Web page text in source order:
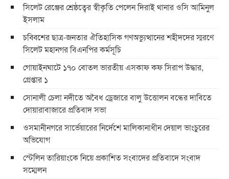
সিলেট রেঞ্জের শ্রেষ্ঠত্বের স্বীকৃতি পেলেন দিরাই থানার ওসি আমিনুল
ইসলাম
চব্বিশের ছাত্র-জনতার ঐতিহাসিক গণঅভ্যুত্থানের শহীদদের স্মরণে
সিলেট মহানগর বিএনপির কর্মসূচি
গোয়াইনঘাটে ১৭০ বোতল ভারতীয় এসকাফ কফ সিরাপ উদ্ধার,
গ্রেপ্তার ১
সোনালী চেলা নদীতে অবৈধ ড্রেজারে বালু উত্তোলন বন্ধের দাবিতে
দোয়ারাবাজারে প্রতিবাদ সভা
ওসমানীনগরে সার্ভেয়ারের নির্দেশে মালিকানাধীন দেয়াল ভাংচুরের
অভিযোগ
স্টেলিন তারিয়াংকে নিয়ে প্রকাশিত সংবাদের প্রতিবাদে সংবাদ
সম্মেলন